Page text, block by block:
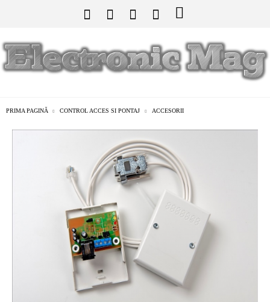
PRIMA PAGINĂ CONTROL ACCES SI PONTAJ ACCESORII